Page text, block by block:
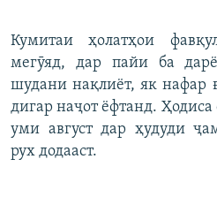
Кумитаи ҳолатҳои
мегӯяд, дар пайи ба
шудани нақлиёт, як нафар
дигар наҷот ёфтанд. Ҳодиса
уми август дар ҳудуди
рух додааст.